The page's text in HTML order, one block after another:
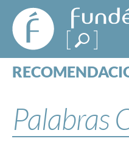
FundéuRAE
- Fundación
del Español
Urgente
ESPECIALES
Palabras